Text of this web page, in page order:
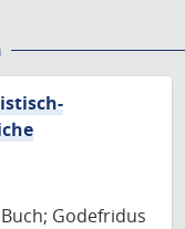
Godefridus